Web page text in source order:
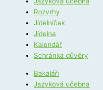
Rozvrhy
Jídelníček
Jídelna
Kalendář
Schránka důvěry
Bakaláři
Jazyková učebna